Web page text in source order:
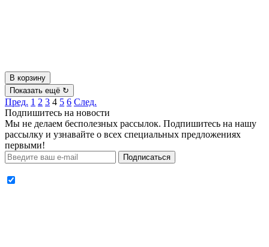
В корзину
Показать ещё ↻
Пред. 1 2 3 4 5 6 След.
Подпишитесь на новости
Мы не делаем бесполезных рассылок. Подпишитесь на нашу
рассылку и узнавайте о всех специальных предложениях
первыми!
Подписаться